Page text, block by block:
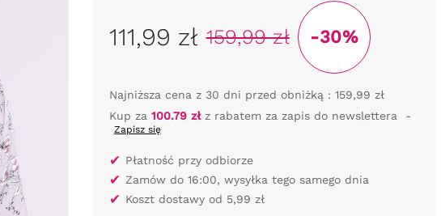
111,99 zł 159,99 zł -30%
Najniższa cena z 30 dni przed obniżką : 159,99 zł
Kup za 100.79 złz rabatem za zapis do newslettera -
Zapisz się
✔ Płatność przy odbiorze
✔ Zamów do 16:00, wysyłka tego samego dnia
✔ Koszt dostawy od 5,99 zł